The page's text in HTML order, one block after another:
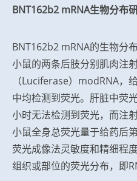
BNT162b2 mRNA生物分布
BNT162b2 mRNA的生物分
小鼠的两条后肢分别肌肉注
（Luciferase）modRNA，
中均检测到荧光。肝脏中荧
小时无法检测到荧光，而注
小鼠全身总荧光量于给药后
荧光成像法灵敏度和精细程
组织或部位的荧光分布，即